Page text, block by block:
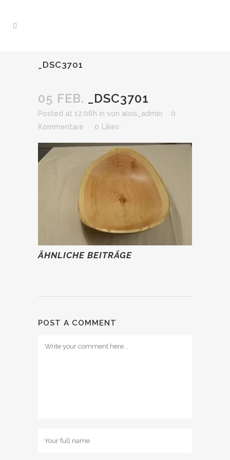
_DSC3701
05 FEB. _DSC3701
Posted at 12:06h in von alois_admin
0
Kommentare
0 Likes
ÄHNLICHE BEITRÄGE
POST A COMMENT